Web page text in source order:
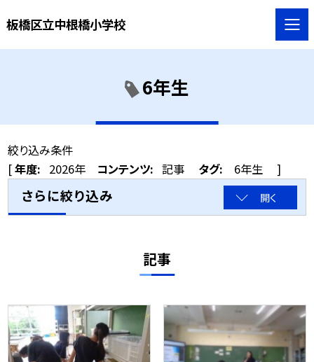
板橋区立中根橋小学校
6年生
絞り込み条件
[年度: 2026年 コンテンツ: 記事 タグ: 6年生 ]
さらに絞り込み 開く
記事